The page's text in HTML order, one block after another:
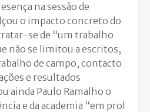
na sessão de
o impacto concreto do
se de “um trabalho
não se limitou a escritos,
de campo, contacto
e resultados
ainda Paulo Ramalho o
e da academia “em prol